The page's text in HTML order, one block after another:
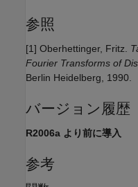
参照
[1] Oberhettinger, Fritz.
Fourier Transforms of
Berlin Heidelberg, 1990.
バージョン履歴
R2006a より前に導入
参考